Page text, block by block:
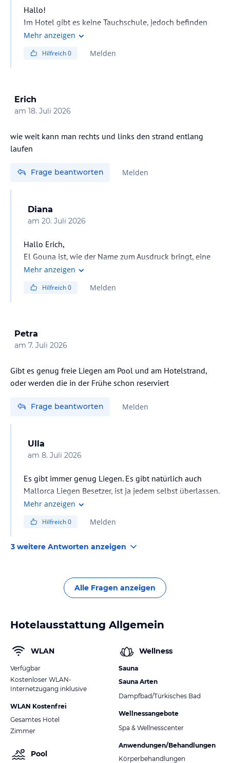
Hallo!
Im Hotel gibt es keine Tauchschule, jedoch befinden
sich mehrere Tauchzentren in der Nähe.
Mehr anzeigen
Hilfreich0 Melden
Erich
am 18. Juli 2026
wie weit kann man rechts und links den strand entlang
laufen
Frage beantworten Melden
Diana
am 20. Juli 2026
Hallo Erich,
El Gouna ist, wie der Name zum Ausdruck bringt, eine
Lagunenstadt. Das Hotel Sultan Bey hat
(siehe Hotelbeschreibung oder Google maps).
VG, Diana
Mehr anzeigen
Hilfreich0 Melden
Petra
am 7. Juli 2026
Gibt es genug freie Liegen am Pool und am Hotelstrand,
oder werden die in der Frühe schon reserviert
Frage beantworten Melden
Ulla
am 8. Juli 2026
Es gibt immer genug Liegen. Es gibt natürlich auch
Mallorca Liegen Besetzer, ist ja jedem selbst überlassen.
Aber wirklich nicht nötig.
Mehr anzeigen
Hilfreich0 Melden
3 weitere Antworten anzeigen
Alle Fragen anzeigen
Hotelausstattung Allgemein
WLAN
Verfügbar
Kostenloser WLAN-
Internetzugang inklusive
WLAN Kostenfrei
Gesamtes Hotel
Zimmer
Pool
Wellness
Sauna
Sauna Arten
Dampfbad/Türkisches Bad
Wellnessangebote
Spa & Wellnesscenter
Anwendungen/Behandlungen
Körperbehandlungen